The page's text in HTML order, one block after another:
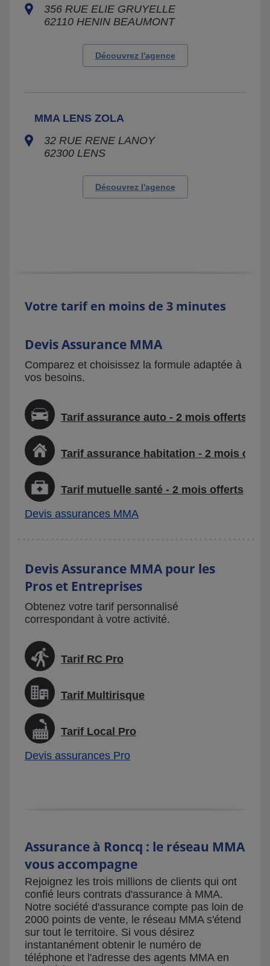
356 RUE ELIE GRUYELLE
62110 HENIN BEAUMONT
Découvrez l'agence
MMA LENS ZOLA
32 RUE RENE LANOY
62300 LENS
Découvrez l'agence
Votre tarif en moins de 3 minutes
Devis Assurance MMA
Comparez et choisissez la formule adaptée à
vos besoins.
Tarif assurance auto - 2 mois offerts
Tarif assurance habitation - 2 mois
Tarif mutuelle santé - 2 mois offerts
Devis assurances MMA
Devis Assurance MMA pour les
Pros et Entreprises
Obtenez votre tarif personnalisé
correspondant à votre activité.
Tarif RC Pro
Tarif Multirisque
Tarif Local Pro
Devis assurances Pro
Assurance à Roncq : le réseau MMA
vous accompagne
Rejoignez les trois millions de clients qui ont
confié leurs contrats d'assurance à MMA.
Notre société d'assurance compte pas loin de
2000 points de vente, le réseau MMA s'étend
sur tout le territoire. Si vous désirez
instantanément obtenir le numéro de
téléphone et l'adresse des agents MMA en